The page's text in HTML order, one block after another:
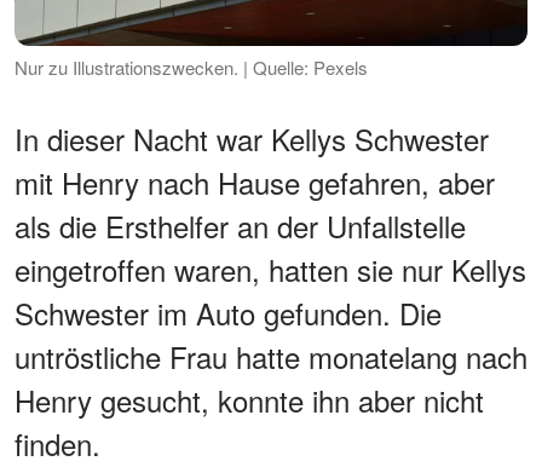
Nur zu Illustrationszwecken. | Quelle: Pexels
In dieser Nacht war Kellys Schwester
mit Henry nach Hause gefahren, aber
als die Ersthelfer an der Unfallstelle
eingetroffen waren, hatten sie nur Kellys
Schwester im Auto gefunden. Die
untröstliche Frau hatte monatelang nach
Henry gesucht, konnte ihn aber nicht
finden.